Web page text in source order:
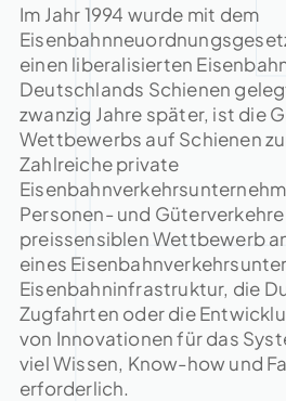
Im Jahr 1994 wurde mit dem
einen liberalisierten
Deutschlands Schienen
zwanzig Jahre später, ist die
Wettbewerbs auf Schienen
Zahlreiche private
Personen- und
preissensiblen Wettbewerb
eines
Eisenbahninfrastruktur, die
Zugfahrten oder die
von Innovationen für das
viel Wissen, Know-how und
erforderlich.